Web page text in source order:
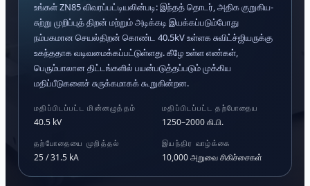
உங்கள் ZN85 விவரப்பட்டியலின்படி: இந்தத் தொடர், அதிக குறுகிய-
சுற்று முறிப்புத் திறன் மற்றும் அடிக்கடி இயக்கப்படும்போது
நம்பகமான செயல்திறன் கொண்ட 40.5kV உள்ளக சுவிட்ச்ஜியருக்கு
உகந்ததாக வடிவமைக்கப்பட்டுள்ளது. கீழே உள்ள எண்கள்,
பெரும்பாலான திட்டங்களில் பயன்படுத்தப்படும் முக்கிய
மதிப்பீடுகளைச் சுருக்கமாகக் கூறுகின்றன.
மதிப்பிடப்பட்ட மின்னழுத்தம்
40.5 kV
மதிப்பிடப்பட்ட தற்போதைய
1250–2000 கி.பி.
தற்போதையை முறித்தல்
25 / 31.5 kA
இயந்திர வாழ்க்கை
10,000 அறுவை சிகிச்சைகள்